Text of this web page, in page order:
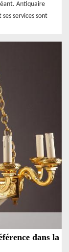
Antiquaire
services sont
dans la